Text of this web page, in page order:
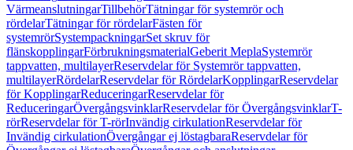
VärmeanslutningarTillbehörTätningar för systemrör och
rördelarTätningar för rördelarFästen för
systemrörSystempackningarSet skruv för
flänskopplingarFörbrukningsmaterialGeberit MeplaSystemrör
tappvatten, multilayerReservdelar för Systemrör tappvatten,
multilayerRördelarReservdelar för RördelarKopplingarReservdelar
för KopplingarReduceringarReservdelar för
ReduceringarÖvergångsvinklarReservdelar för ÖvergångsvinklarT-
rörReservdelar för T-rörInvändig cirkulationReservdelar för
Invändig cirkulationÖvergångar ej löstagbaraReservdelar för